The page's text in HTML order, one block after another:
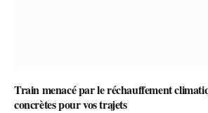
Train menacé par le réchauffement
concrètes pour vos trajets